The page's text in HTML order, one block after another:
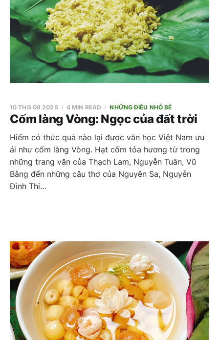
Cốm làng Vòng: Ngọc của đất trời
10 THG 08 2025 4 MIN READ NHỮNG ĐIỀU NHỎ BÉ
Hiếm có thức quà nào lại được văn học Việt Nam ưu
ái như cốm làng Vòng. Hạt cốm tỏa hương từ trong
những trang văn của Thạch Lam, Nguyễn Tuân, Vũ
Bằng đến những câu thơ của Nguyên Sa, Nguyễn
Đình Thi…